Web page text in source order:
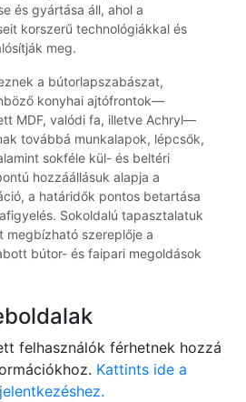
és gyártása áll, ahol a
korszerű technológiákkal és
meg.
a bútorlapszabászat,
konyhai ajtófrontok—
MDF, valódi fa, illetve Achryl—
továbbá munkalapok, lépcsők,
sokféle kül- és beltéri
hozzáállásuk alapja a
a határidők pontos betartása
Sokoldalú tapasztalatuk
megbízható szereplője a
bútor- és faipari megoldások
felhasználók férhetnek hozzá
Kattints ide a